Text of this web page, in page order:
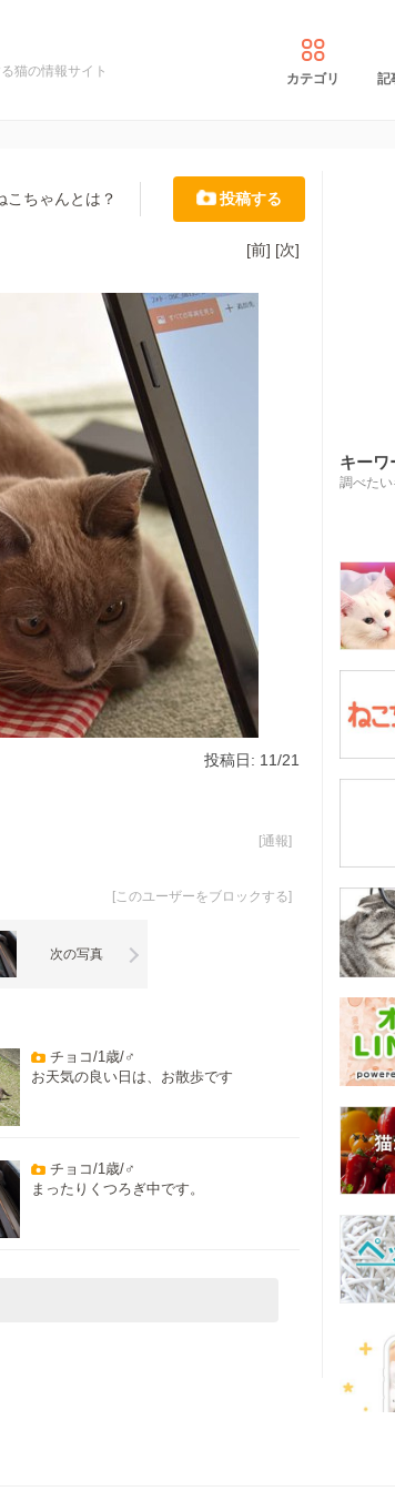
猫の情報サイト
カテゴリ 記
こちゃんとは？ 投稿する
[前] [次]
投稿日: 11/21
[通報]
[このユーザーをブロックする]
次の写真
チョコ/1歳/♂
お天気の良い日は、お散歩です
チョコ/1歳/♂
まったりくつろぎ中です。
キーワ
調べた